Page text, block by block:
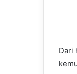
Dari